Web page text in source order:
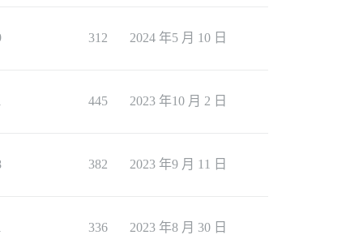
312 2024 年5 月 10 日
445 2023 年10 月 2 日
382 2023 年9 月 11 日
336 2023 年8 月 30 日